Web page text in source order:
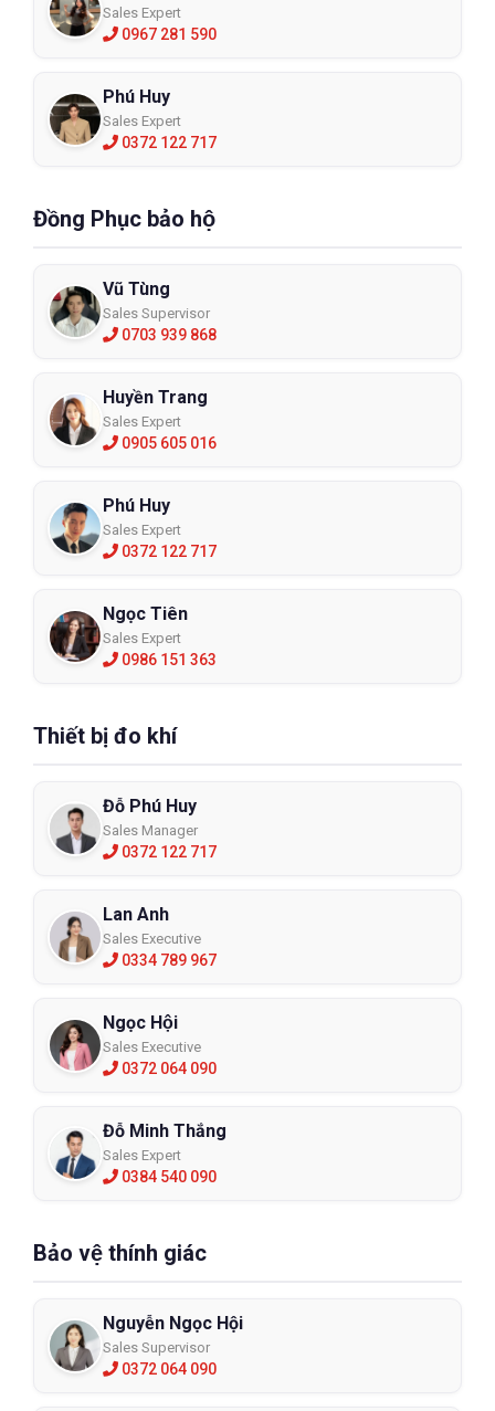
Sales Expert
0967 281 590
Phú Huy
Sales Expert
0372 122 717
Đồng Phục bảo hộ
Vũ Tùng
Sales Supervisor
0703 939 868
Huyền Trang
Sales Expert
0905 605 016
Phú Huy
Sales Expert
0372 122 717
Ngọc Tiên
Sales Expert
0986 151 363
Thiết bị đo khí
Đỗ Phú Huy
Sales Manager
0372 122 717
Lan Anh
Sales Executive
0334 789 967
Ngọc Hội
Sales Executive
0372 064 090
Đỗ Minh Thắng
Sales Expert
0384 540 090
Bảo vệ thính giác
Nguyễn Ngọc Hội
Sales Supervisor
0372 064 090